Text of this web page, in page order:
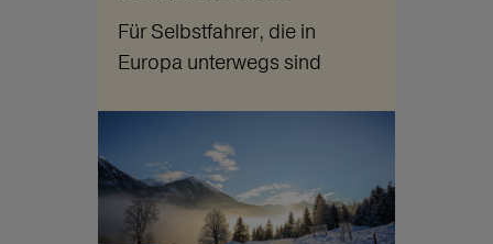
Für Selbstfahrer, die in
Europa unterwegs sind